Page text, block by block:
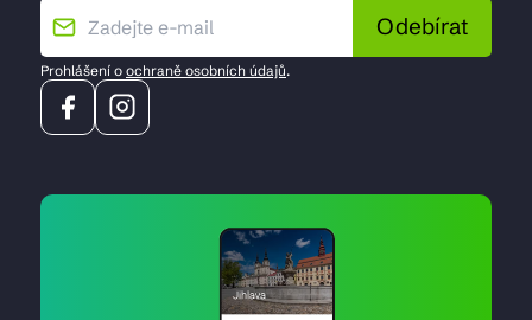
Odebírat
Prohlášení o ochraně osobních údajů.